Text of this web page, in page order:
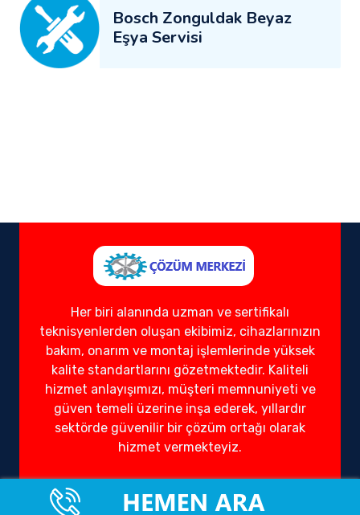
Bosch Zonguldak Beyaz
Eşya Servisi
Her biri alanında uzman ve sertifikalı
teknisyenlerden oluşan ekibimiz, cihazlarınızın
bakım, onarım ve montaj işlemlerinde yüksek
kalite standartlarını gözetmektedir. Kaliteli
hizmet anlayışımızı, müşteri memnuniyeti ve
güven temeli üzerine inşa ederek, yıllardır
sektörde güvenilir bir çözüm ortağı olarak
hizmet vermekteyiz.